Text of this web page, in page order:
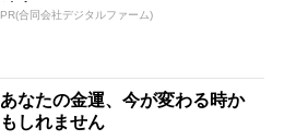
続出
PR(合同会社デジタルファーム)
あなたの金運、今が変わる時か
もしれません